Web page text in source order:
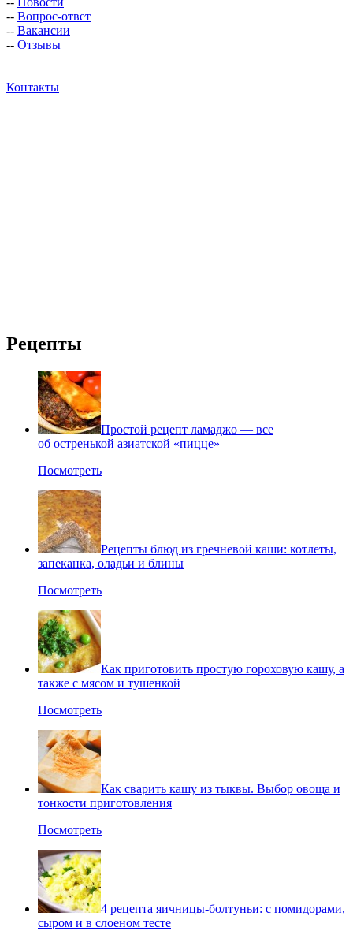
-- Вопрос-ответ
-- Вакансии
-- Отзывы
Контакты
Рецепты
Простой рецепт ламаджо — все
об остренькой азиатской «пицце»
Посмотреть
Рецепты блюд из гречневой каши: котлеты,
запеканка, оладьи и блины
Посмотреть
Как приготовить простую гороховую кашу, а
также с мясом и тушенкой
Посмотреть
Как сварить кашу из тыквы. Выбор овоща и
тонкости приготовления
Посмотреть
4 рецепта яичницы-болтуньи: с помидорами,
сыром и в слоеном тесте